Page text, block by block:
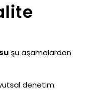
şu aşamalardan
denetim.